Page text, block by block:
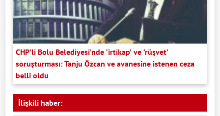
CHP’li Bolu Belediyesi’nde ‘irtikap’ ve ‘rüşvet’
soruşturması: Tanju Özcan ve avanesine istenen ceza
belli oldu
İlişkili haber: